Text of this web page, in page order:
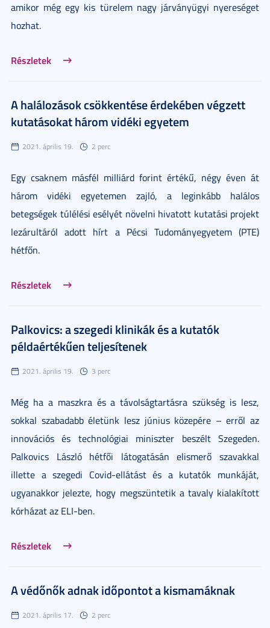
amikor még egy kis türelem nagy járványügyi nyereséget
hozhat.
Részletek
A halálozások csökkentése érdekében végzett
kutatásokat három vidéki egyetem
2021. április 19. 2 perc
Egy csaknem másfél milliárd forint értékű, négy éven át
három vidéki egyetemen zajló, a leginkább halálos
betegségek túlélési esélyét növelni hivatott kutatási projekt
lezárultáról adott hírt a Pécsi Tudományegyetem (PTE)
hétfőn.
Részletek
Palkovics: a szegedi klinikák és a kutatók
példaértékűen teljesítenek
2021. április 19. 3 perc
Még ha a maszkra és a távolságtartásra szükség is lesz,
sokkal szabadabb életünk lesz június közepére – erről az
innovációs és technológiai miniszter beszélt Szegeden.
Palkovics László hétfői látogatásán elismerő szavakkal
illette a szegedi Covid-ellátást és a kutatók munkáját,
ugyanakkor jelezte, hogy megszüntetik a tavaly kialakított
kórházat az ELI-ben.
Részletek
A védőnők adnak időpontot a kismamáknak
2021. április 17. 2 perc